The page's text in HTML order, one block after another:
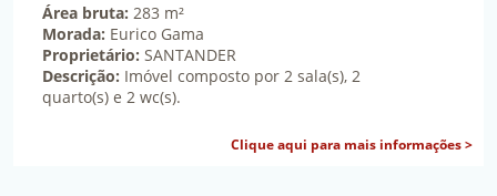
Área bruta: 283 m²
Morada: Eurico Gama
Proprietário: SANTANDER
Descrição: Imóvel composto por 2 sala(s), 2
quarto(s) e 2 wc(s).
Clique aqui para mais informações >